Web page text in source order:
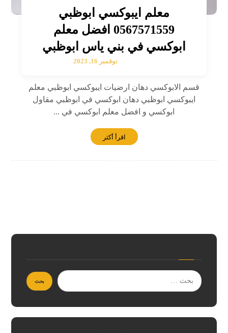
معلم ايبوكسي ابوظبي
0567571559 افضل معلم
ابوكسي في بني ياس ابوظبي
نوفمبر 16, 2023
قسم الابوكسي دهان ارضيات ايبوكسي ابوظبي معلم
ايبوكسي ابوظبي دهان ابوكسي في ابوظبي مقاول
ابوكسي و افضل معلم ابوكسي في ...
اقرأ أكثر